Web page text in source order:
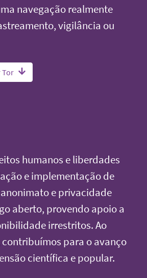
navegação realmente
vigilância ou
Tor
humanos e liberdades
e implementação de
e privacidade
aberto, provendo apoio a
irrestritos. Ao
para o avanço
científica e popular.